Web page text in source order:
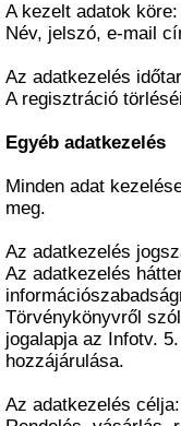
A kezelt adatok köre:
Név, jelszó, e-mail
Az adatkezelés
A regisztráció
Egyéb adatkezelés
Minden adat
meg.
Az adatkezelés
Az adatkezelés
Törvénykönyvről
jogalapja az Infotv.
hozzájárulása.
Az adatkezelés célja: